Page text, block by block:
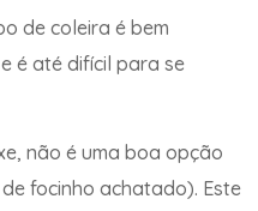
de coleira é bem
é até difícil para se
não é uma boa opção
focinho achatado). Este